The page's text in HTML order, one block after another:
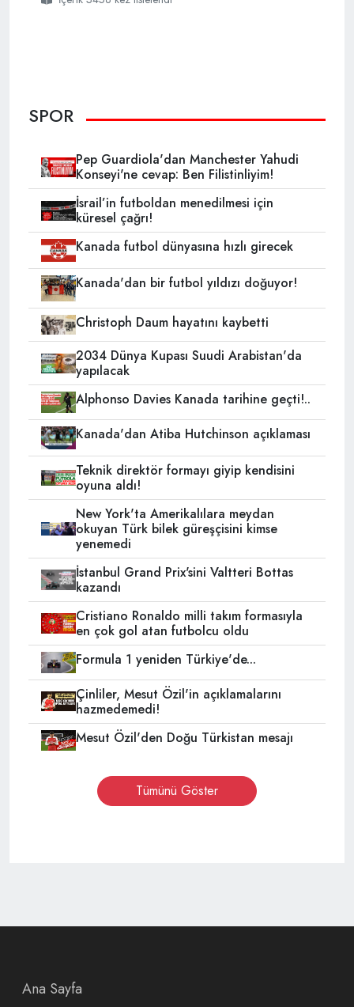
SPOR
Pep Guardiola'dan Manchester Yahudi
Konseyi'ne cevap: Ben Filistinliyim!
İsrail’in futboldan menedilmesi için
küresel çağrı!
Kanada futbol dünyasına hızlı girecek
Kanada'dan bir futbol yıldızı doğuyor!
Christoph Daum hayatını kaybetti
2034 Dünya Kupası Suudi Arabistan'da
yapılacak
Alphonso Davies Kanada tarihine geçti!..
Kanada'dan Atiba Hutchinson açıklaması
Teknik direktör formayı giyip kendisini
oyuna aldı!
New York'ta Amerikalılara meydan
okuyan Türk bilek güreşçisini kimse
yenemedi
İstanbul Grand Prix'sini Valtteri Bottas
kazandı
Cristiano Ronaldo milli takım formasıyla
en çok gol atan futbolcu oldu
Formula 1 yeniden Türkiye'de...
Çinliler, Mesut Özil'in açıklamalarını
hazmedemedi!
Mesut Özil'den Doğu Türkistan mesajı
Tümünü Göster
Ana Sayfa